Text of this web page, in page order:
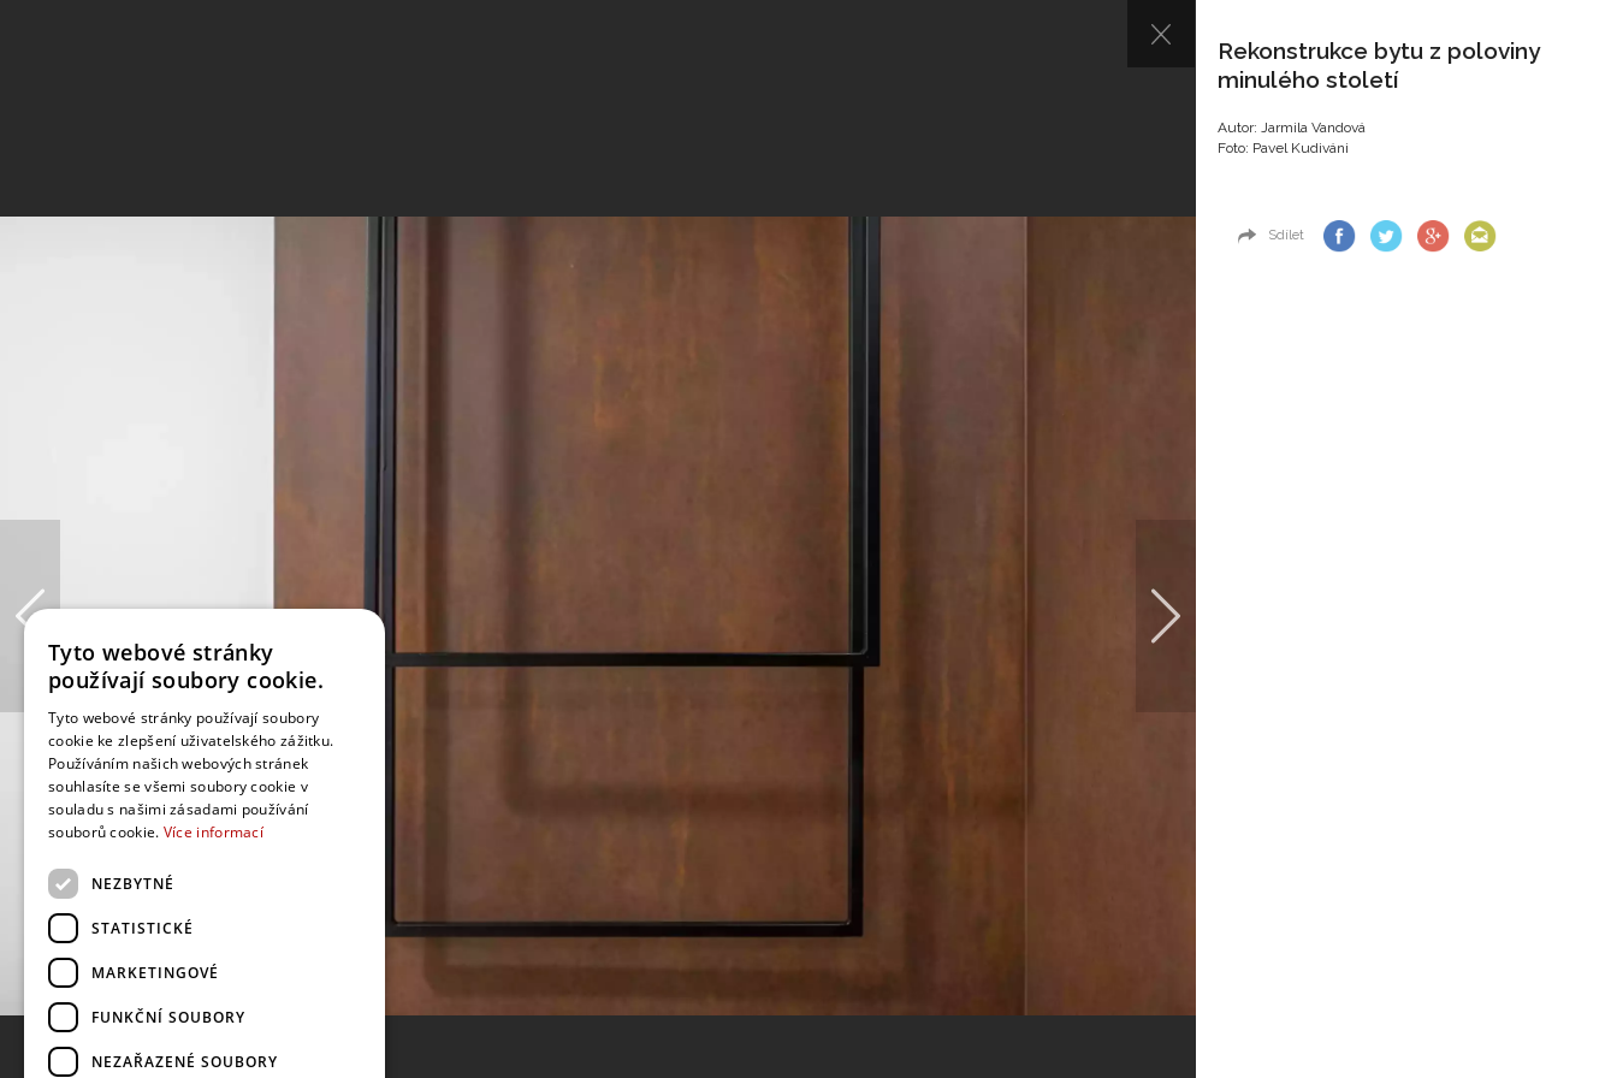
Rekonstrukce bytu z poloviny
minulého století
Autor: Jarmila Vandová
Foto: Pavel Kudiváni
Sdílet
Tyto webové stránky
používají soubory cookie.
Tyto webové stránky používají soubory
cookie ke zlepšení uživatelského zážitku.
Používáním našich webových stránek
souhlasíte se všemi soubory cookie v
souladu s našimi zásadami používání
souborů cookie. Více informací
NEZBYTNÉ
STATISTICKÉ
MARKETINGOVÉ
FUNKČNÍ SOUBORY
NEZAŘAZENÉ SOUBORY